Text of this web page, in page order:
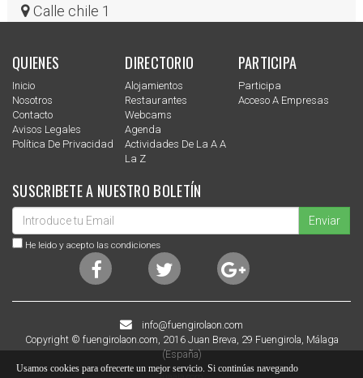
Calle chile 1
QUIENES
Inicio
Nosotros
Contacto
Avisos Legales
Política De Privacidad
DIRECTORIO
Alojamientos
Restaurantes
Webcams
Agenda
Actividades De La A A
La Z
PARTICIPA
Participa
Acceso A Empresas
SUSCRIBETE A NUESTRO BOLETÍN
Enviar
He leido y acepto las condiciones
info@fuengirolaon.com
Copyright © fuengirolaon.com, 2016 Juan Breva, 29 Fuengirola, Málaga
(España)
Usamos cookies para ofrecerte un mejor servicio. Si continúas navegando